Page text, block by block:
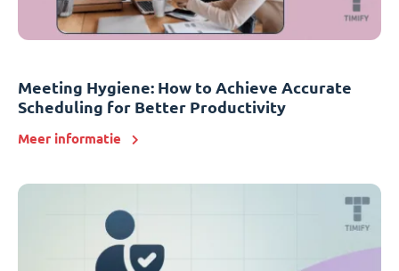
Meeting Hygiene: How to Achieve Accurate
Scheduling for Better Productivity
Meer informatie